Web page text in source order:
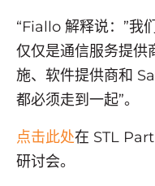
“Fiallo 解释说：”我
仅仅是通信服务提供
施、软件提供商和
都必须走到一起”。
点击此处在 STL
研讨会。